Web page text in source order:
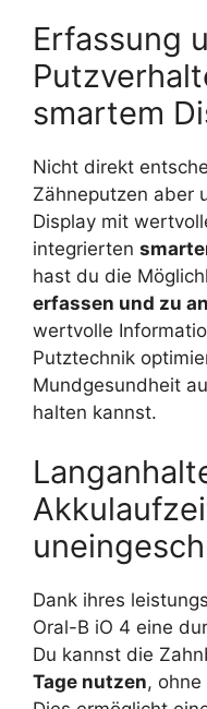
Erfassung
smartem
Nicht direkt
Zähneputzen aber
Display mit
integrierten
hast du die
erfassen und zu
wertvolle
Putztechnik
Mundgesundheit
halten kannst.
Dank ihres
Oral-B iO 4 eine
Du kannst die
Tage nutzen,